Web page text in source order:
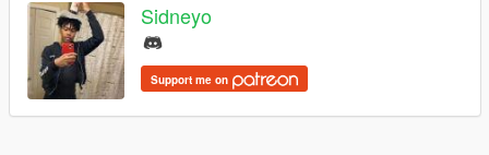
Sidneyo
Support me on